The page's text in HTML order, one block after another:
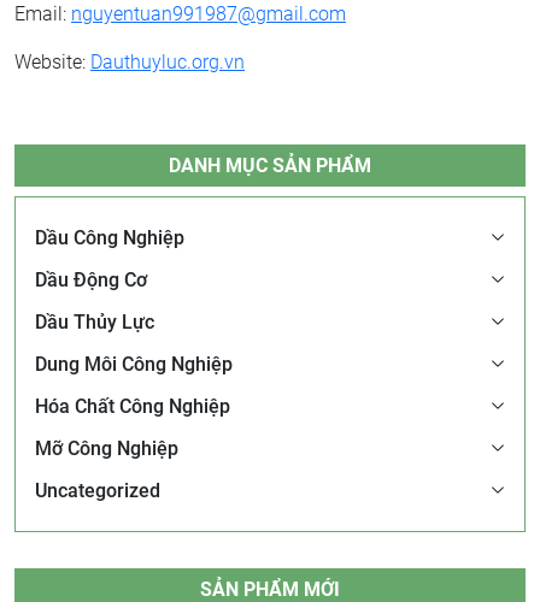
Email: nguyentuan991987@gmail.com
Website: Dauthuyluc.org.vn
DANH MỤC SẢN PHẨM
Dầu Công Nghiệp
Dầu Động Cơ
Dầu Thủy Lực
Dung Môi Công Nghiệp
Hóa Chất Công Nghiệp
Mỡ Công Nghiệp
Uncategorized
SẢN PHẨM MỚI